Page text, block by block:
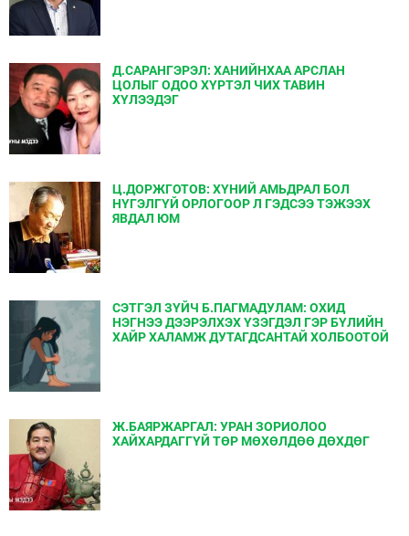
Д.САРАНГЭРЭЛ: ХАНИЙНХАА АРСЛАН
ЦОЛЫГ ОДОО ХҮРТЭЛ ЧИХ ТАВИН
ХҮЛЭЭДЭГ
Ц.ДОРЖГОТОВ: ХҮНИЙ АМЬДРАЛ БОЛ
НҮГЭЛГҮЙ ОРЛОГООР Л ГЭДСЭЭ ТЭЖЭЭХ
ЯВДАЛ ЮМ
СЭТГЭЛ ЗҮЙЧ Б.ПАГМАДУЛАМ: ОХИД
НЭГНЭЭ ДЭЭРЭЛХЭХ ҮЗЭГДЭЛ ГЭР БҮЛИЙН
ХАЙР ХАЛАМЖ ДУТАГДСАНТАЙ ХОЛБООТОЙ
Ж.БАЯРЖАРГАЛ: УРАН ЗОРИОЛОО
ХАЙХАРДАГГҮЙ ТӨР МӨХӨЛДӨӨ ДӨХДӨГ